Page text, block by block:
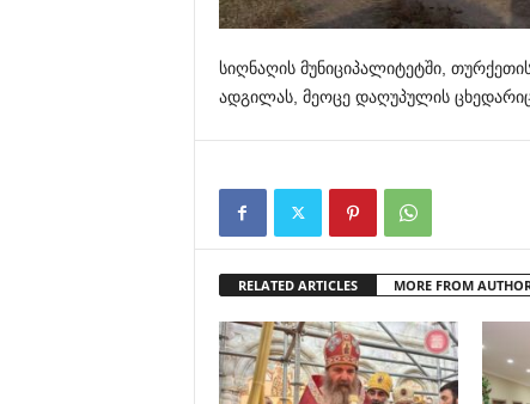
სიღნაღის მუნიციპალიტეტში,
ადგილას, მეოცე დაღუპულის ცხედარიც
RELATED ARTICLES MORE FROM